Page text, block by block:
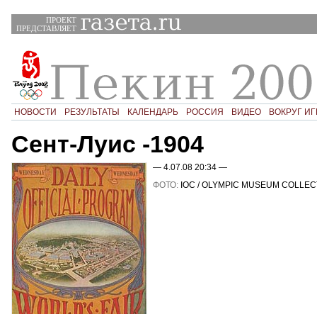
ПРОЕКТ
ПРЕДСТАВЛЯЕТ
НОВОСТИ РЕЗУЛЬТАТЫ КАЛЕНДАРЬ РОССИЯ ВИДЕО ВОКРУГ
Сент-Луис -1904
— 4.07.08 20:34 —
ФОТО: IOC / OLYMPIC MUSEUM